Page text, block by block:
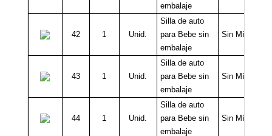
embalaje
42 1 Unid.
Silla de auto
para Bebe sin
embalaje
Sin Mínimo
43 1 Unid.
Silla de auto
para Bebe sin
embalaje
Sin Mínimo
44 1 Unid.
Silla de auto
para Bebe sin
embalaje
Sin Mínimo